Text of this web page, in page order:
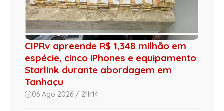
CIPRv apreende R$ 1,348 milhão em
espécie, cinco iPhones e equipamento
Starlink durante abordagem em
Tanhaçu
06 Ago 2026 / 21h14